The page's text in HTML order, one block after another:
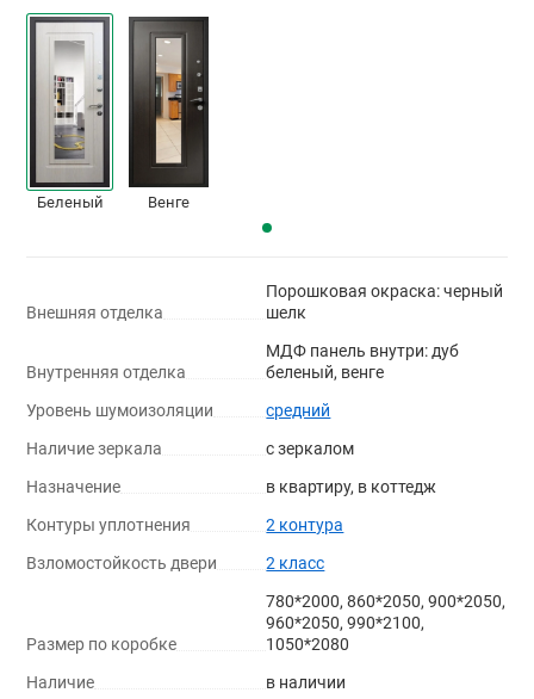
Беленый Венге
Внешняя отделка
Порошковая окраска: черный
шелк
Внутренняя отделка
МДФ панель внутри: дуб
беленый, венге
Уровень шумоизоляции
средний
Наличие зеркала
с зеркалом
Назначение
в квартиру, в коттедж
Контуры уплотнения
2 контура
Взломостойкость двери
2 класс
Размер по коробке
780*2000, 860*2050, 900*2050,
960*2050, 990*2100,
1050*2080
Наличие
в наличии